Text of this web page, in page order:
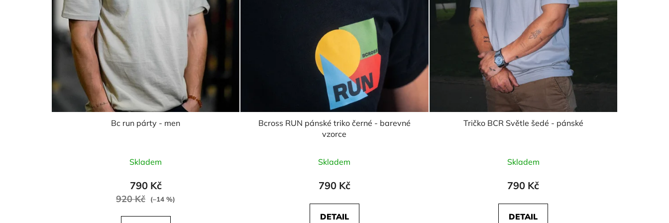
Bc run párty - men
hodnocení
produktu
Skladem
790 Kč
920 Kč (–14 %)
Bcross RUN pánské triko černé - barevné
vzorce
Skladem
790 Kč
DETAIL
Tričko BCR Světle šedé - pánské
Skladem
790 Kč
DETAIL